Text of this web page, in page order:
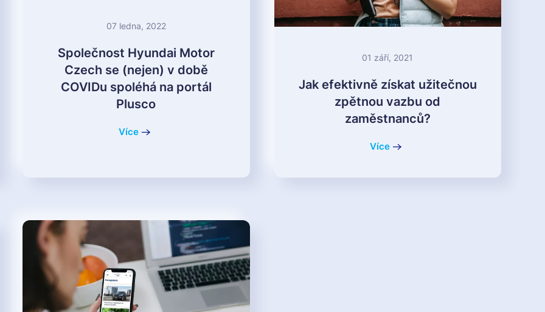
07 ledna, 2022
Společnost Hyundai Motor
Czech se (nejen) v době
COVIDu spoléhá na portál
Plusco
Více
01 září, 2021
Jak efektivně získat užitečnou
zpětnou vazbu od
zaměstnanců?
Více